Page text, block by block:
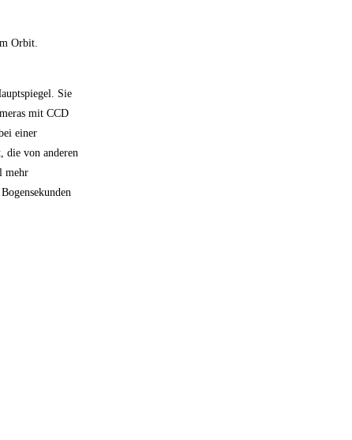
Orbit.
Sie
mit CCD
einer
die von anderen
mehr